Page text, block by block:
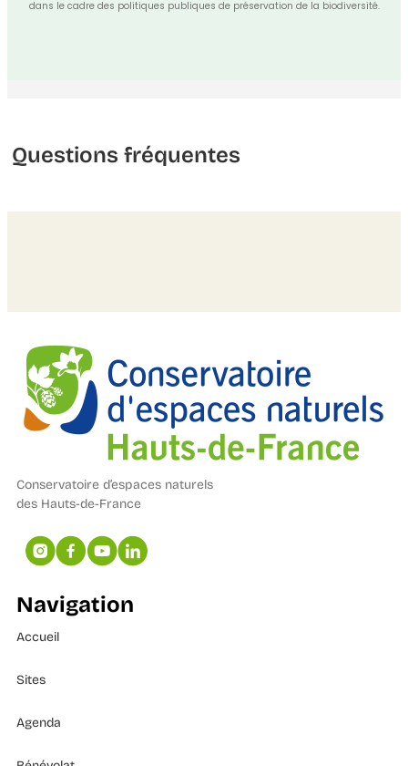
dans le cadre des politiques publiques de préservation de la biodiversité.
Questions fréquentes
Conservatoire d’espaces naturels
des Hauts-de-France
Navigation
Accueil
Sites
Agenda